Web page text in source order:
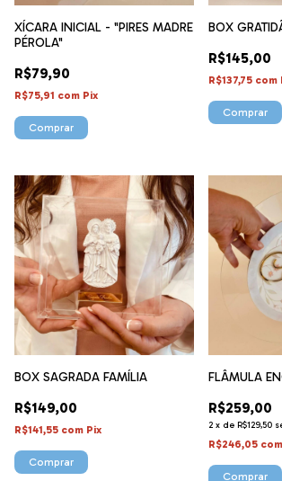
XÍCARA INICIAL - "PIRES MADRE
PÉROLA"
R$79,90
R$75,91 com Pix
BOX
R$145,00
R$137,75 com
BOX SAGRADA FAMÍLIA
R$149,00
R$141,55 com Pix
FLÂMULA
R$259,00
2 x de R$129,50
R$246,05 com